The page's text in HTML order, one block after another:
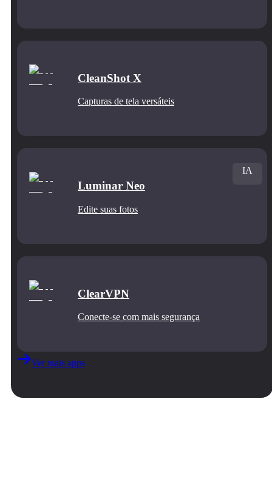
CleanShot X
Capturas de tela versáteis
Luminar Neo
Edite suas fotos
IA
ClearVPN
Conecte‑se com mais segurança
Ver mais apps